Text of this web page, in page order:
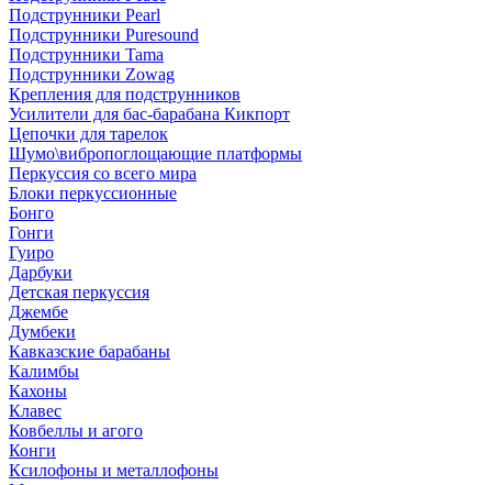
Подструнники Pearl
Подструнники Puresound
Подструнники Tama
Подструнники Zowag
Крепления для подструнников
Усилители для бас-барабана Кикпорт
Цепочки для тарелок
Шумо\вибропоглощающие платформы
Перкуссия со всего мира
Блоки перкуссионные
Бонго
Гонги
Гуиро
Дарбуки
Детская перкуссия
Джембе
Думбеки
Кавказские барабаны
Калимбы
Кахоны
Клавес
Ковбеллы и агого
Конги
Ксилофоны и металлофоны